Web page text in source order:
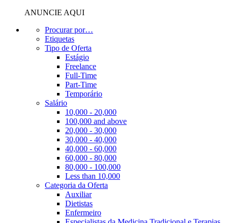
ANUNCIE AQUI
Procurar por…
Etiquetas
Tipo de Oferta
Estágio
Freelance
Full-Time
Part-Time
Temporário
Salário
10,000 - 20,000
100,000 and above
20,000 - 30,000
30,000 - 40,000
40,000 - 60,000
60,000 - 80,000
80,000 - 100,000
Less than 10,000
Categoria da Oferta
Auxiliar
Dietistas
Enfermeiro